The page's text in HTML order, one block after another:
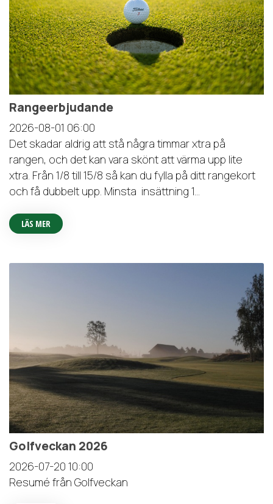
Rangeerbjudande
2026-08-01 06:00
Det skadar aldrig att stå några timmar xtra på
rangen, och det kan vara skönt att värma upp lite
xtra. Från 1/8 till 15/8 så kan du fylla på ditt rangekort
och få dubbelt upp. Minsta insättning 1...
LÄS MER
Golfveckan 2026
2026-07-20 10:00
Resumé från Golfveckan